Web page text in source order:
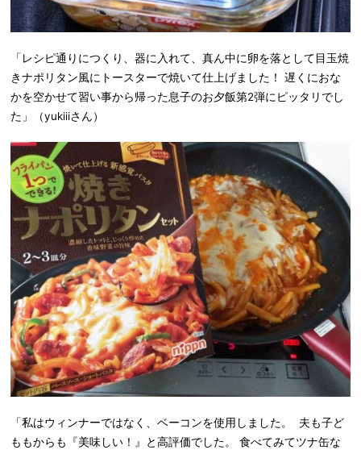
「レシピ通りにつくり、器に入れて、真ん中に卵を落として目玉焼
きナポリタン風にトースターで焼いて仕上げました！ 遅くにおな
かを空かせて習い事から帰った息子のお夕飯第2弾にピッタリでし
た」（yukiiiさん）
「私はウィンナーではなく、ベーコンを使用しました。 夫も子ど
ももからも『美味しい！』と高評価でした。 食べてみてツナ缶な